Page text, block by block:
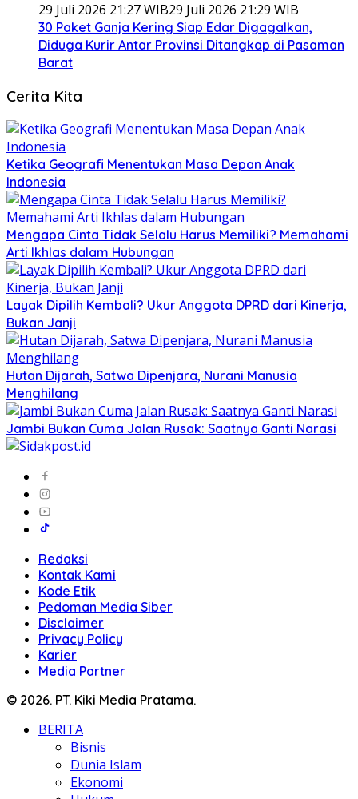
29 Juli 2026 21:27 WIB29 Juli 2026 21:29 WIB
30 Paket Ganja Kering Siap Edar Digagalkan,
Diduga Kurir Antar Provinsi Ditangkap di Pasaman
Barat
Cerita Kita
Ketika Geografi Menentukan Masa Depan Anak
Indonesia
Mengapa Cinta Tidak Selalu Harus Memiliki? Memahami
Arti Ikhlas dalam Hubungan
Layak Dipilih Kembali? Ukur Anggota DPRD dari Kinerja,
Bukan Janji
Hutan Dijarah, Satwa Dipenjara, Nurani Manusia
Menghilang
Jambi Bukan Cuma Jalan Rusak: Saatnya Ganti Narasi
Redaksi
Kontak Kami
Kode Etik
Pedoman Media Siber
Disclaimer
Privacy Policy
Karier
Media Partner
© 2026. PT. Kiki Media Pratama.
BERITA
Bisnis
Dunia Islam
Ekonomi